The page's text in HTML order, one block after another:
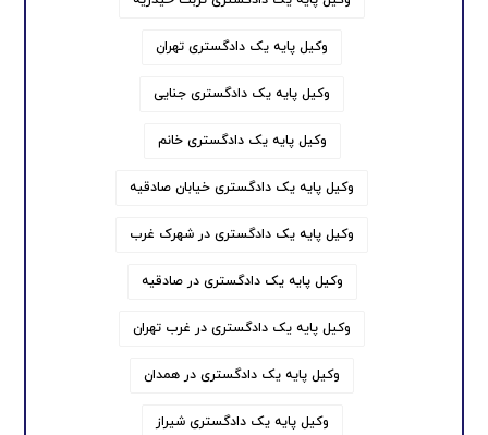
وکیل پایه یک دادگستری تهران
وکیل پایه یک دادگستری جنایی
وکیل پایه یک دادگستری خانم
وکیل پایه یک دادگستری خیابان صادقیه
وکیل پایه یک دادگستری در شهرک غرب
وکیل پایه یک دادگستری در صادقیه
وکیل پایه یک دادگستری در غرب تهران
وکیل پایه یک دادگستری در همدان
وکیل پایه یک دادگستری شیراز